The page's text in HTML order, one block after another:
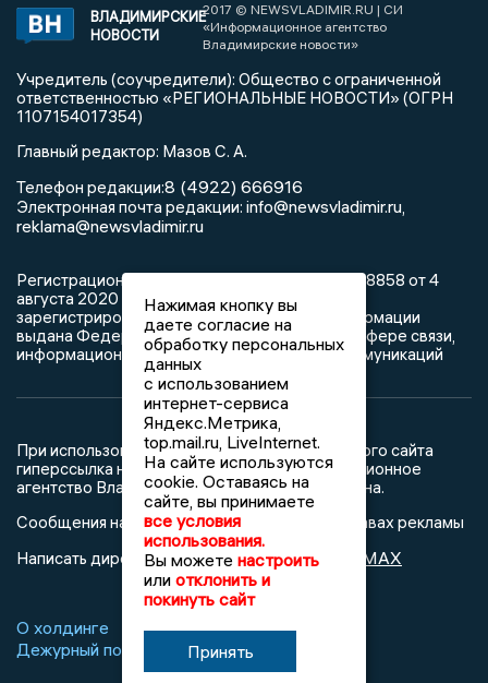
ВЛАДИМИРСКИЕ
НОВОСТИ
2017 © NEWSVLADIMIR.RU | СИ
«Информационное агентство
Владимирские новости»
Учредитель (соучредители): Общество с ограниченной
ответственностью «РЕГИОНАЛЬНЫЕ НОВОСТИ» (ОГРН
1107154017354)
Главный редактор: Мазов С. А.
Телефон редакции:8 (4922) 666916
Электронная почта редакции: info@newsvladimir.ru,
reklama@newsvladimir.ru
Регистрационный номер: серия Эл № ФС77-78858 от 4
августа 2020 г. согласно выписке из реестра
зарегистрированных средств массовой информации
выдана Федеральной службой по надзору в сфере связи,
информационных технологий и массовых коммуникаций
При использовании любого материала с данного сайта
гиперссылка на Сетевое издание «Информационное
агентство Владимирские новости» обязательна.
Сообщения на сером фоне размещены на правах рекламы
Написать директору в телеграм@mazov MAX
О холдинге Вакансии
Реклама
Дежурный по новостям
Нажимая кнопку вы
даете согласие на
обработку персональных
данных
с использованием
интернет-сервиса
Яндекс.Метрика,
top.mail.ru, LiveInternet.
На сайте используются
cookie. Оставаясь на
сайте, вы принимаете
все условия
использования.
Вы можете настроить
или отклонить и
покинуть сайт
Принять